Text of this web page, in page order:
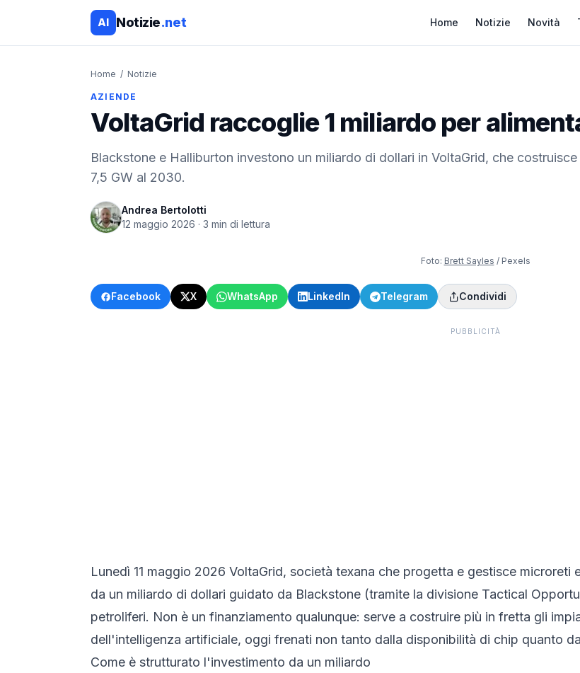
AI Notizie.net Home Notizie Novità
Home / Notizie
AZIENDE
VoltaGrid raccoglie 1 miliardo per
Blackstone e Halliburton investono un miliardo di dollari in VoltaGrid, che
7,5 GW al 2030.
Andrea Bertolotti
12 maggio 2026 · 3 min di lettura
Foto: Brett Sayles / Pexels
Facebook X WhatsApp LinkedIn Telegram Condividi
PUBBLICITÀ
Lunedì 11 maggio 2026 VoltaGrid, società texana che progetta e gestisce microreti
da un miliardo di dollari guidato da Blackstone (tramite la divisione Tactical
petroliferi. Non è un finanziamento qualunque: serve a costruire più in fretta gli
dell'intelligenza artificiale, oggi frenati non tanto dalla disponibilità di chip quanto
Come è strutturato l'investimento da un miliardo